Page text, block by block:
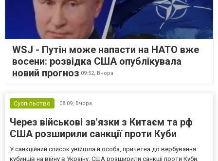
WSJ - Путін може напасти на НАТО вже
восени: розвідка США опублікувала
новий прогноз 09:52, Вчора
Суспільство 08:09, Вчора
Через військові зв'язки з Китаєм та рф
США розширили санкції проти Куби
У санкційний список увійшла й особа, причетна до вербування
кубинців на війну в Україну. США розширили санкції проти Куби,